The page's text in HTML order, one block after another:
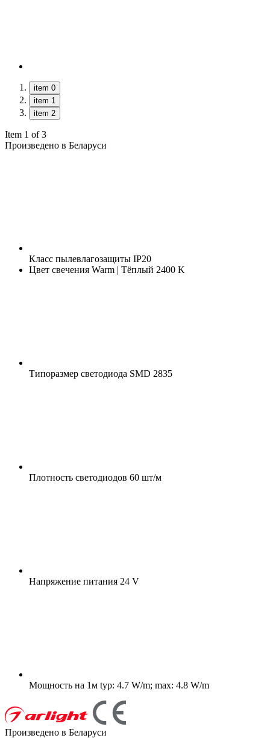
item 0
item 1
item 2
Item 1 of 3
Произведено в Беларуси
Класс пылевлагозащиты IP20
Цвет свечения Warm | Тёплый 2400 K
Типоразмер светодиода SMD 2835
Плотность светодиодов 60 шт/м
Напряжение питания 24 V
Мощность на 1м typ: 4.7 W/m; max: 4.8 W/m
Произведено в Беларуси